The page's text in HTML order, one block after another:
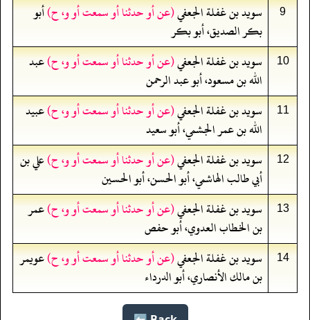
9 سويد بن غفلة الجعفي(عن أو حدثنا أو سمعت أو و، ح)أبو
بكر الصديق، أبو بكر
10 سويد بن غفلة الجعفي(عن أو حدثنا أو سمعت أو و، ح)عبد
الله بن مسعود، أبو عبد الرحمن
11 سويد بن غفلة الجعفي(عن أو حدثنا أو سمعت أو و، ح)عبيد
الله بن عمر الجشمي، أبو سعيد
12 سويد بن غفلة الجعفي(عن أو حدثنا أو سمعت أو و، ح)علي بن
أبي طالب الهاشمي، أبو الحسن، أبو الحسين
13 سويد بن غفلة الجعفي(عن أو حدثنا أو سمعت أو و، ح)عمر
بن الخطاب العدوي، أبو حفص
14 سويد بن غفلة الجعفي(عن أو حدثنا أو سمعت أو و، ح)عويمر
بن مالك الأنصاري، أبو الدرداء